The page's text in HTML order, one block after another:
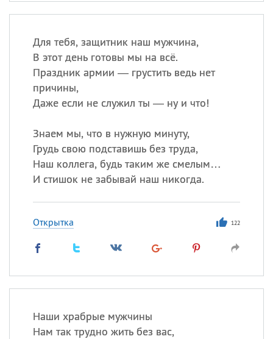
Для тебя, защитник наш мужчина,
В этот день готовы мы на всё.
Праздник армии — грустить ведь нет
причины,
Даже если не служил ты — ну и что!
Знаем мы, что в нужную минуту,
Грудь свою подставишь без труда,
Наш коллега, будь таким же смелым…
И стишок не забывай наш никогда.
Открытка 122
Наши храбрые мужчины
Нам так трудно жить без вас,